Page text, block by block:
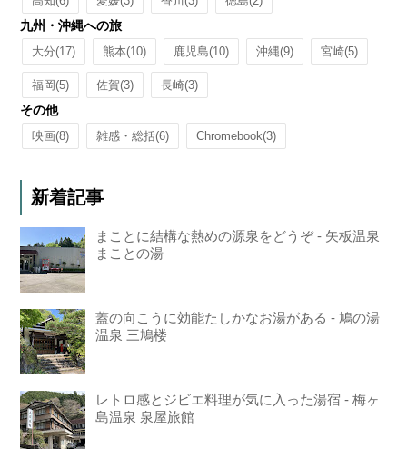
九州・沖縄への旅
大分(17) 熊本(10) 鹿児島(10) 沖縄(9) 宮崎(5)
福岡(5) 佐賀(3) 長崎(3)
その他
映画(8) 雑感・総括(6) Chromebook(3)
新着記事
まことに結構な熱めの源泉をどうぞ - 矢板温泉
まことの湯
蓋の向こうに効能たしかなお湯がある - 鳩の湯
温泉 三鳩楼
レトロ感とジビエ料理が気に入った湯宿 - 梅ヶ
島温泉 泉屋旅館